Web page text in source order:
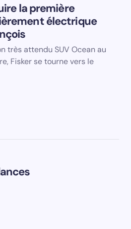
la première
électrique
très attendu SUV Ocean au
Fisker se tourne vers le